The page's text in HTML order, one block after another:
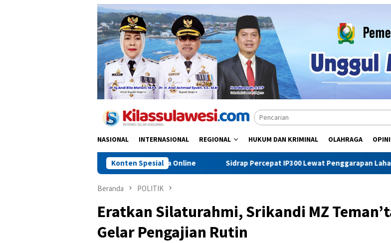
NASIONAL INTERNASIONAL REGIONAL HUKUM DAN KRIMINAL OLAHRAGA
Konten SpesialSidrap Percepat IP300 Lewat Penggarapan Lahan di Desa Botto
Beranda POLITIK
Eratkan Silaturahmi, Srikandi MZ
Gelar Pengajian Rutin